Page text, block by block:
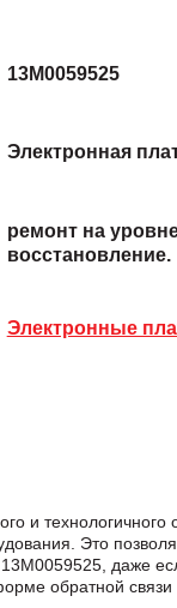
13M0059525
Электронная
ремонт на
восстановление.
Электронные
и
Это
даже
обратной